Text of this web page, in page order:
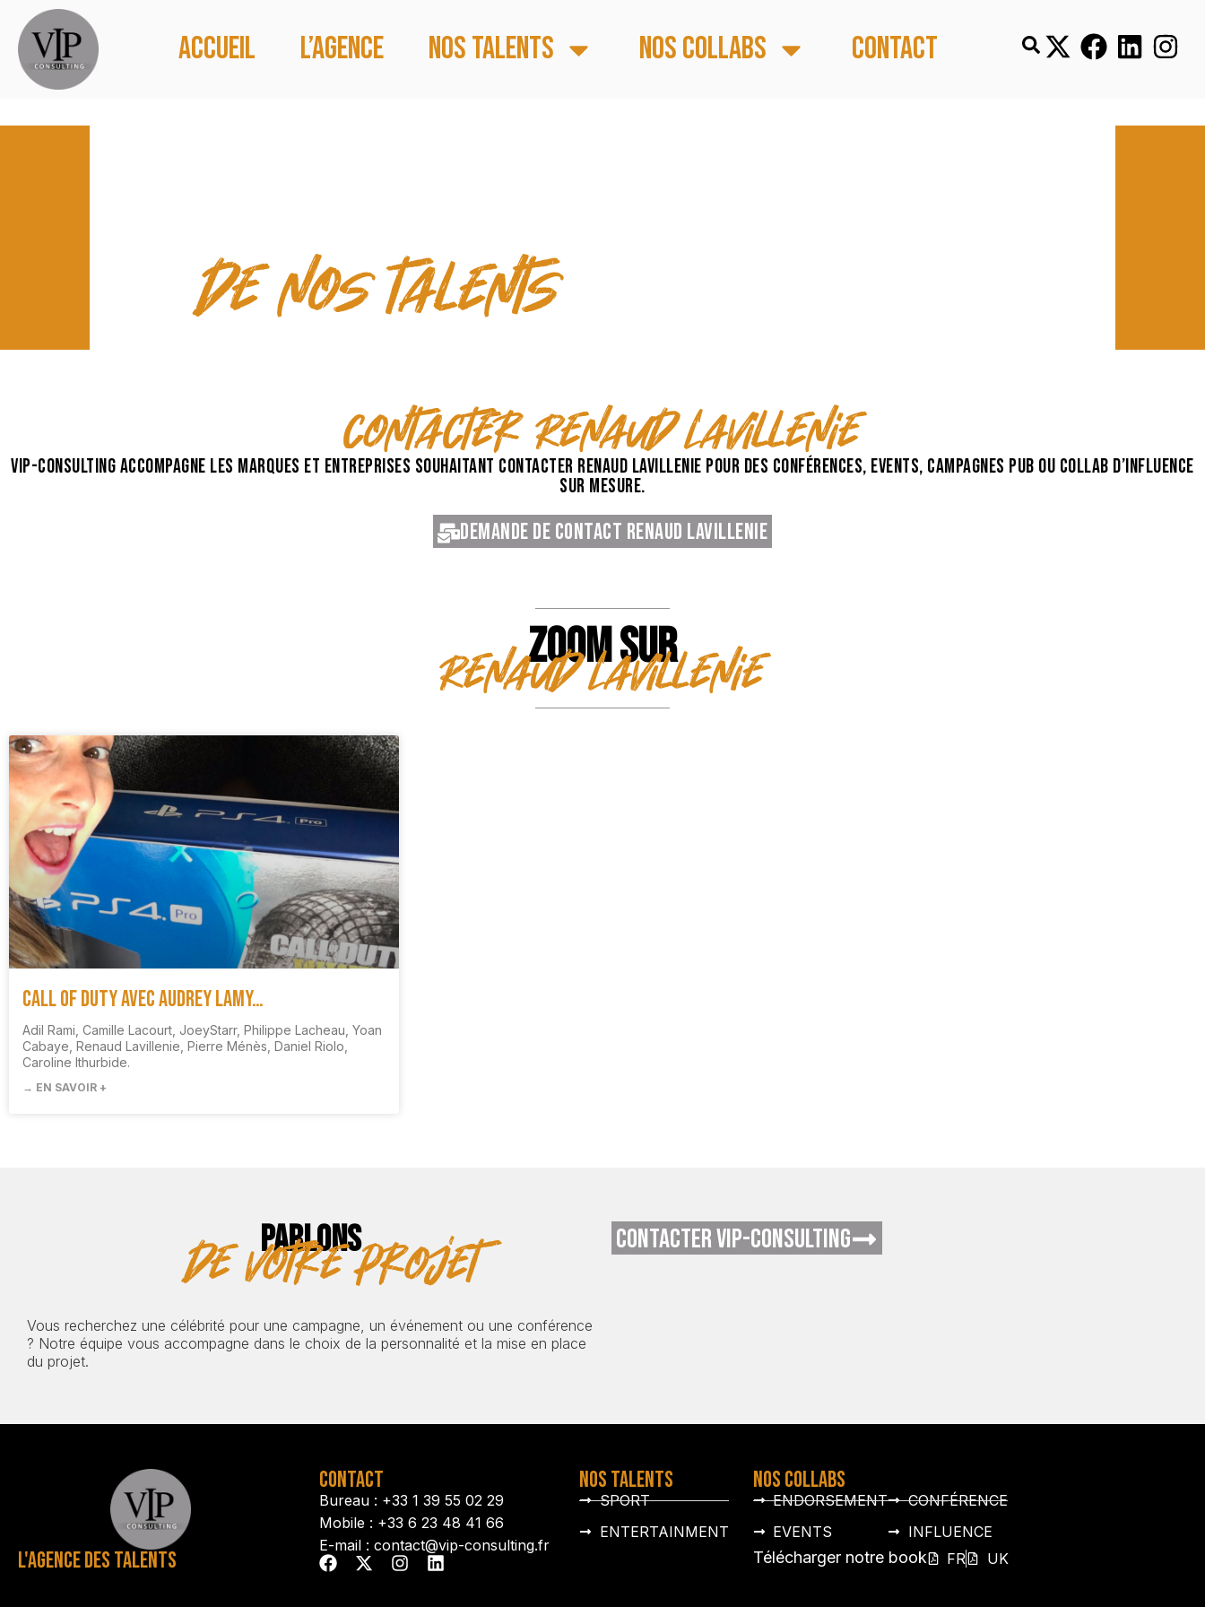
Accueil L’agence Nos talents Nos collabs Contact
CONTACT & TEMPS FORTS
de nos talents
contacter Renaud Lavillenie
VIP-Consulting accompagne les marques et entreprises souhaitant contacter Renaud Lavillenie pour des conférences, events, campagnes pub ou collab d’influence
sur mesure.
Demande de contact Renaud Lavillenie
ZOOM SUR
Renaud Lavillenie
Call of Duty avec Audrey Lamy…
Adil Rami, Camille Lacourt, JoeyStarr, Philippe Lacheau, Yoan
Cabaye, Renaud Lavillenie, Pierre Ménès, Daniel Riolo,
Caroline Ithurbide.
→ EN SAVOIR +
PARLONS
de votre projet
Vous recherchez une célébrité pour une campagne, un événement ou une conférence
? Notre équipe vous accompagne dans le choix de la personnalité et la mise en place
du projet.
CONTACTER VIP-CONSULTING
L'AGENCE DES TALENTS
CONTACT
Bureau : +33 1 39 55 02 29
Mobile : +33 6 23 48 41 66
E-mail : contact@vip-consulting.fr
NOS TALENTS
SPORT
ENTERTAINMENT
NOS COLLABS
ENDORSEMENT
EVENTS
CONFÉRENCE
INFLUENCE
Télécharger notre book FR UK